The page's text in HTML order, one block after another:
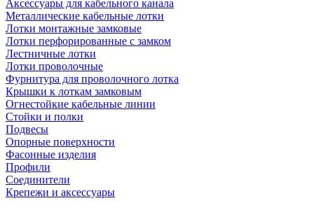
Аксессуары для кабельного канала
Металлические кабельные лотки
Лотки монтажные замковые
Лотки перфорированные с замком
Лестничные лотки
Лотки проволочные
Фурнитура для проволочного лотка
Крышки к лоткам замковым
Огнестойкие кабельные линии
Стойки и полки
Подвесы
Опорные поверхности
Фасонные изделия
Профили
Соединители
Крепежи и аксессуары